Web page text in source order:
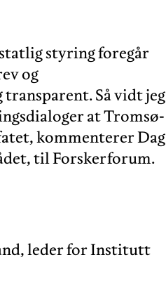
styring foregår
og
Så vidt jeg
at Tromsø-
kommenterer Dag
til Forskerforum.
leder for Institutt